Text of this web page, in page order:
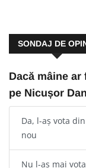
SONDAJ DE
Dacă mâine
pe Nicușor
Da, l-aș vota din
nou
Nu l-aș mai vota